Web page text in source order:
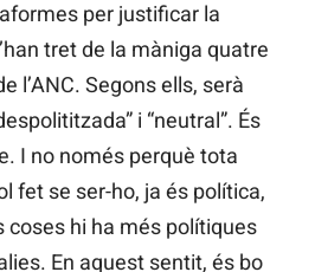
per justificar la
tret de la màniga quatre
l’ANC. Segons ells, serà
i “neutral”. És
I no només perquè tota
fet se ser-ho, ja és política,
coses hi ha més polítiques
En aquest sentit, és bo